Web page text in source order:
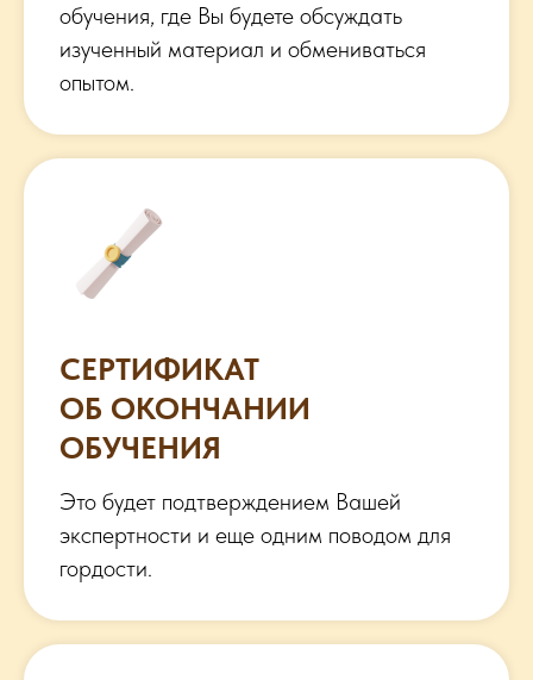
обучения, где Вы будете обсуждать
изученный материал и обмениваться
опытом.
СЕРТИФИКАТ
ОБ ОКОНЧАНИИ
ОБУЧЕНИЯ
Это будет подтверждением Вашей
экспертности и еще одним поводом для
гордости.